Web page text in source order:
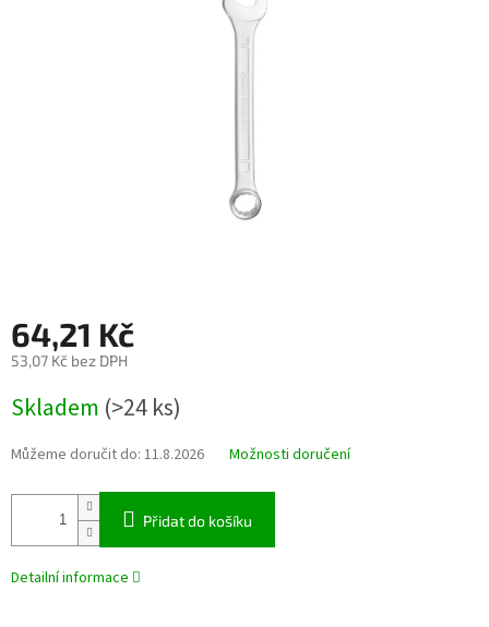
64,21 Kč
53,07 Kč bez DPH
cena:
Skladem (>24 ks)
Můžeme doručit do: 11.8.2026 Možnosti doručení
Přidat do košíku
Detailní informace